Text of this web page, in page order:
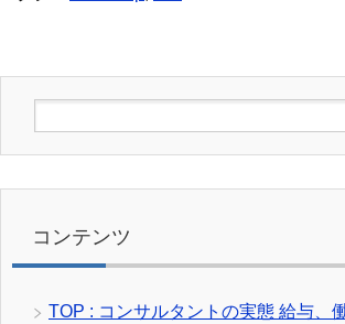
コンテンツ
TOP : コンサルタントの実態 給与、